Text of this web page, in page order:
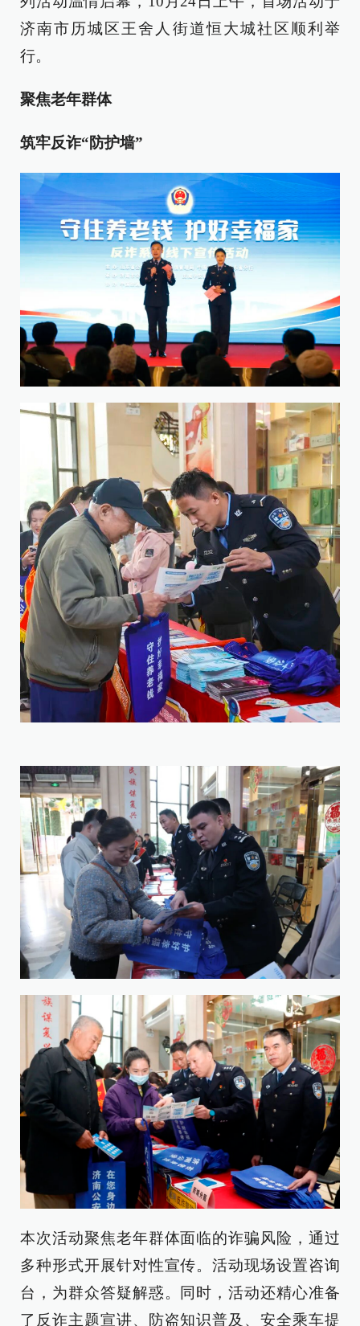
济南市历城区王舍人街道恒大城社区顺利举
行。
聚焦老年群体
筑牢反诈“防护墙”
本次活动聚焦老年群体面临的诈骗风险，通过
多种形式开展针对性宣传。活动现场设置咨询
台，为群众答疑解惑。同时，活动还精心准备
了反诈主题宣讲、防盗知识普及、安全乘车提